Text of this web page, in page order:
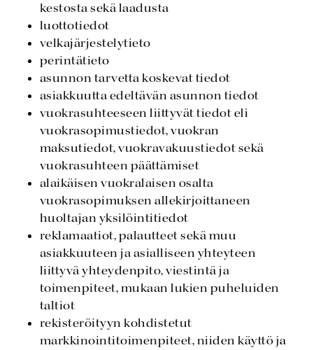
kestosta sekä laadusta
luottotiedot
velkajärjestelytieto
perintätieto
asunnon tarvetta koskevat tiedot
asiakkuutta edeltävän asunnon tiedot
vuokrasuhteeseen liittyvät tiedot eli
vuokrasopimustiedot, vuokran
maksutiedot, vuokravakuustiedot sekä
vuokrasuhteen päättämiset
alaikäisen vuokralaisen osalta
vuokrasopimuksen allekirjoittaneen
huoltajan yksilöintitiedot
reklamaatiot, palautteet sekä muu
asiakkuuteen ja asialliseen yhteyteen
liittyvä yhteydenpito, viestintä ja
toimenpiteet, mukaan lukien puheluiden
taltiot
rekisteröityyn kohdistetut
markkinointitoimenpiteet, niiden käyttö ja